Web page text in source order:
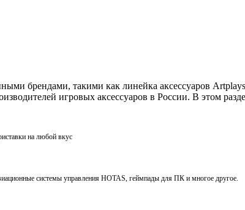
брендами, такими как линейка аксессуаров
игровых аксессуаров в России. В этом
на любой вкус
системы управления HOTAS, геймпады для ПК и многое другое.